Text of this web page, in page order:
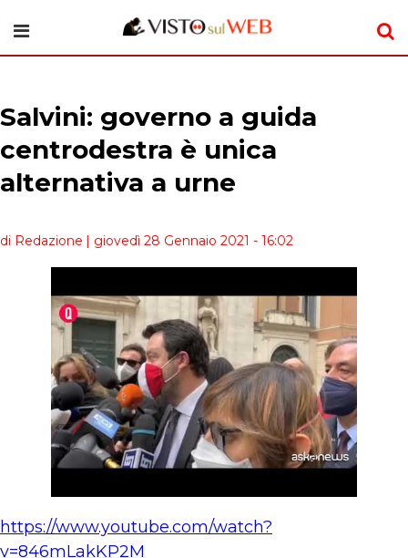
Salvini: governo a guida
centrodestra è unica
alternativa a urne
di Redazione | giovedì 28 Gennaio 2021 - 16:02
https://www.youtube.com/watch?
v=846mLakKP2M